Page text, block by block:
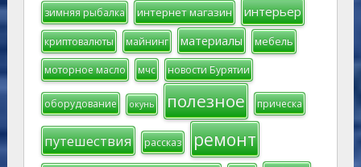
зимняя рыбалка интернет магазин интерьер
криптовалюты майнинг материалы мебель
моторное масло мчс новости Бурятии
оборудование окунь полезное прическа
путешествия рассказ ремонт